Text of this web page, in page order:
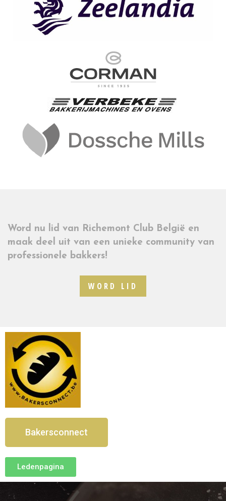
Word nu lid van Richemont Club België en
maak deel uit van een unieke community van
professionele bakkers!
WORD LID
Bakersconnect
Ledenpagina